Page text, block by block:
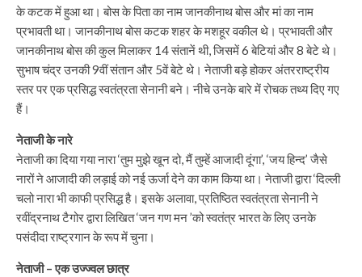
के कटक में हुआ था। बोस के पिता का नाम जानकीनाथ बोस और मां का नाम
प्रभावती था। जानकीनाथ बोस कटक शहर के मशहूर वकील थे। प्रभावती और
जानकीनाथ बोस की कुल मिलाकर 14 संतानें थी, जिसमें 6 बेटियां और 8 बेटे थे।
सुभाष चंद्र उनकी 9वीं संतान और 5वें बेटे थे। नेताजी बड़े होकर अंतरराष्ट्रीय
स्तर पर एक प्रसिद्ध स्वतंत्रता सेनानी बने। नीचे उनके बारे में रोचक तथ्य दिए गए
हैं।
नेताजी के नारे
नेताजी का दिया गया नारा ‘तुम मुझे खून दो, मैं तुम्हें आजादी दूंगा’, ‘जय हिन्द’ जैसे
नारों ने आजादी की लड़ाई को नई ऊर्जा देने का काम किया था। नेताजी द्वारा ‘दिल्ली
चलो नारा भी काफी प्रसिद्ध है। इसके अलावा, प्रतिष्ठित स्वतंत्रता सेनानी ने
रवींद्रनाथ टैगोर द्वारा लिखित ‘जन गण मन ’को स्वतंत्र भारत के लिए उनके
पसंदीदा राष्ट्रगान के रूप में चुना।
नेताजी – एक उज्ज्वल छात्र